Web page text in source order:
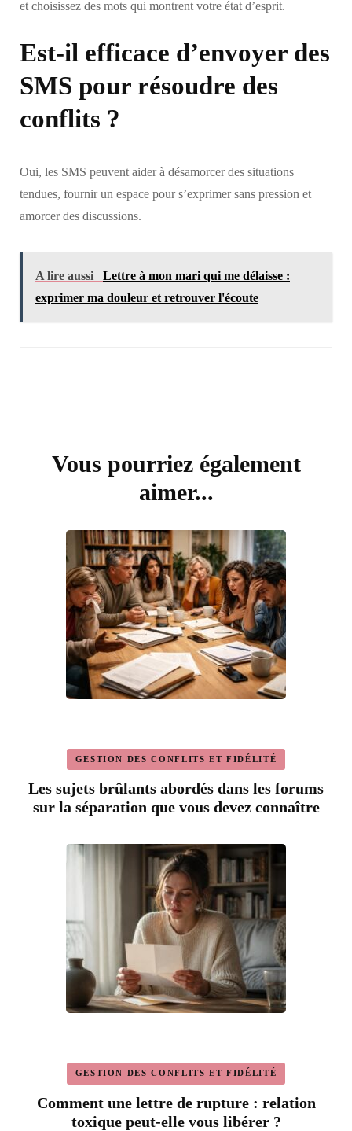
et choisissez des mots qui montrent votre état d’esprit.
Est-il efficace d’envoyer des
SMS pour résoudre des
conflits ?
Oui, les SMS peuvent aider à désamorcer des situations
tendues, fournir un espace pour s’exprimer sans pression et
amorcer des discussions.
A lire aussi
Lettre à mon mari qui me délaisse :
exprimer ma douleur et retrouver l'écoute
NavigationVous pourriez également
aimer...
GESTION DES CONFLITS ET FIDÉLITÉ
Les sujets brûlants abordés dans les forums
sur la séparation que vous devez connaître
GESTION DES CONFLITS ET FIDÉLITÉ
Comment une lettre de rupture : relation
toxique peut-elle vous libérer ?